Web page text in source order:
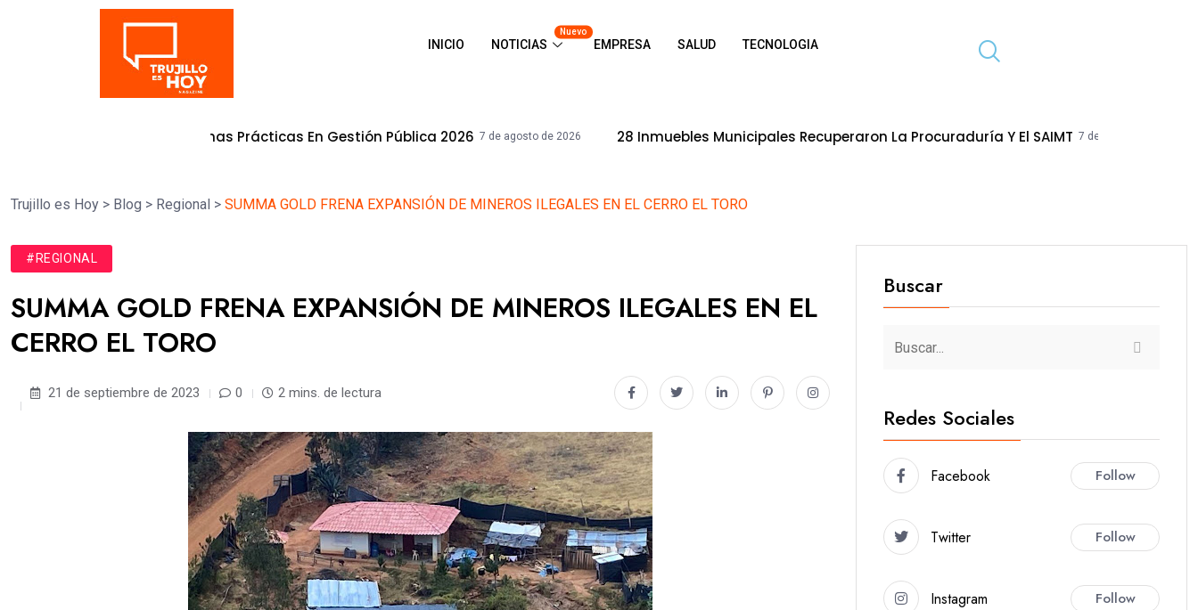
INICIO NOTICIAS
Nuevo
EMPRESA SALUD TECNOLOGIA
De Buenas Prácticas En Gestión Pública 2026 7 de agosto de 2026 28 Inmuebles Municipales Recuperaron La Procuraduría Y El SAIMT 7 de agosto de 2026
Trujillo es Hoy > Blog > Regional > SUMMA GOLD FRENA EXPANSIÓN DE MINEROS ILEGALES EN EL CERRO EL TORO
#REGIONAL
SUMMA GOLD FRENA EXPANSIÓN DE MINEROS ILEGALES EN EL
CERRO EL TORO
21 de septiembre de 2023 0 2 mins. de lectura
Buscar
Redes Sociales
Facebook Follow
Twitter Follow
Instagram Follow